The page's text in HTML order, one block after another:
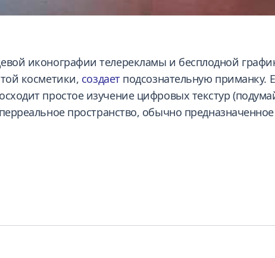
иконографии телерекламы и бесплодной
косметики, создаетподсознательную приманку.
простое изучение цифровых текстур
пространство, обычно